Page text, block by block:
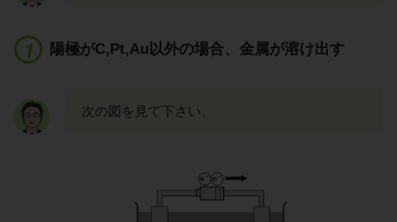
陽極がC,Pt,Au以外の場合、金属が溶け出す
次の図を見て下さい。